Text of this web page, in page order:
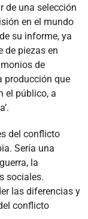
de una selección
en el mundo
su informe, ya
de piezas en
de
producción que
el público, a
del conflicto
Sería una
la
sociales.
las diferencias y
conflicto